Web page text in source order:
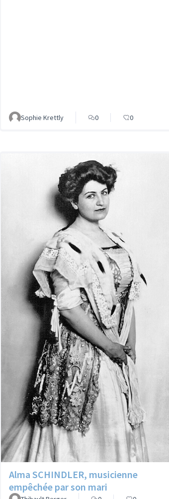
Sophie Krettly 0 0
Alma SCHINDLER, musicienne
empêchée par son mari